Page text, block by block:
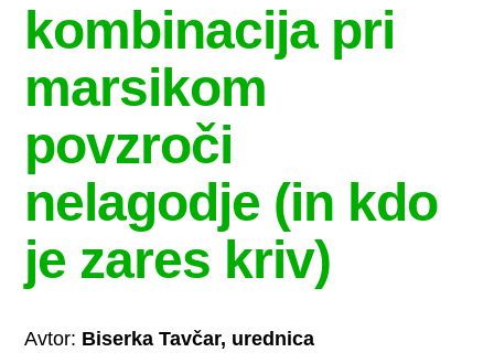
kombinacija pri
marsikom
povzroči
nelagodje (in kdo
je zares kriv)
Avtor: Biserka Tavčar, urednica